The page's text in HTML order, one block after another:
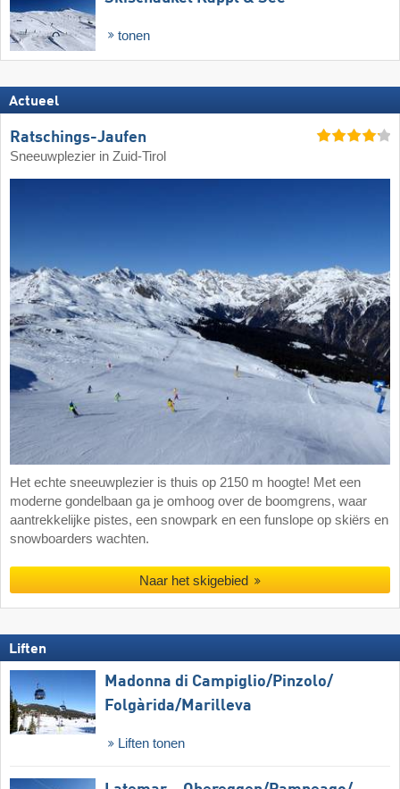
tonen
Actueel
Ratschings-Jaufen
Sneeuwplezier in Zuid-Tirol
Het echte sneeuwplezier is thuis op 2150 m hoogte! Met een
moderne gondelbaan ga je omhoog over de boomgrens, waar
aantrekkelijke pistes, een snowpark en een funslope op skiërs en
snowboarders wachten.
Naar het skigebied
Liften
Madonna di Campiglio/​Pinzolo/​
Folgàrida/​Marilleva
Liften tonen